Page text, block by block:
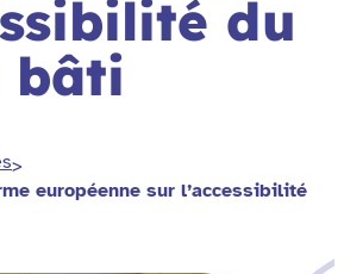
du
bâti
européenne sur l’accessibilité